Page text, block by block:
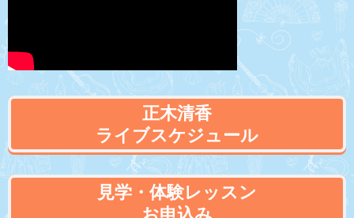
正木清香
ライブスケジュール
見学・体験レッスン